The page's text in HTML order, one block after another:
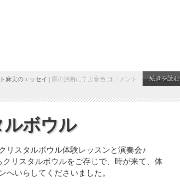
麻実のエッセイ | 鷹の決断に学ぶ音色 は コメント
続きを読む
ボウル
リスタルボウル体験レッスンと演奏会♪
クリスタルボウルをご存じで、時が来て、体
へいらしてくださいました。